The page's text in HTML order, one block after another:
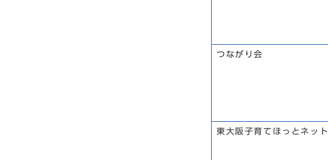
つながり会
東大阪子育てほっとネット